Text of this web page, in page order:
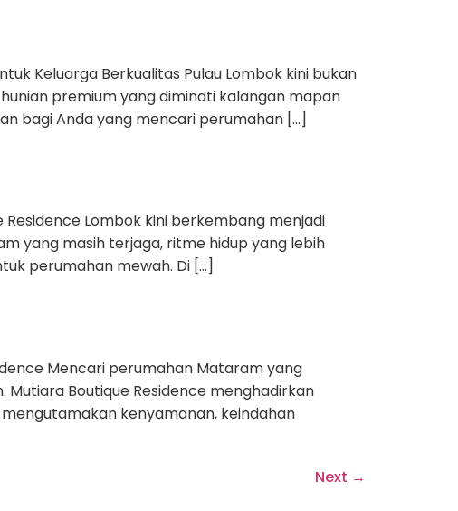
Keluarga Berkualitas Pulau Lombok kini bukan
premium yang diminati kalangan mapan
bagi Anda yang mencari perumahan […]
Lombok kini berkembang menjadi
yang masih terjaga, ritme hidup yang lebih
perumahan mewah. Di […]
Mencari perumahan Mataram yang
Boutique Residence menghadirkan
kenyamanan, keindahan
Next →